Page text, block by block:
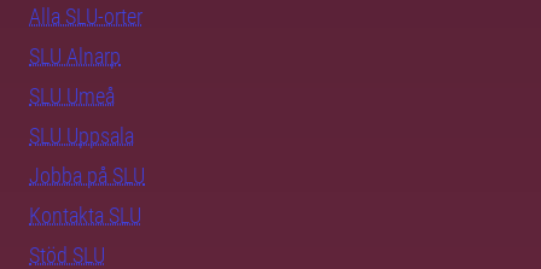
Alla SLU-orter
SLU Alnarp
SLU Umeå
SLU Uppsala
Jobba på SLU
Kontakta SLU
Stöd SLU